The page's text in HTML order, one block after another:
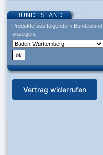
Produkte aus folgendem Bundesland
anzeigen:
Vertrag widerrufen